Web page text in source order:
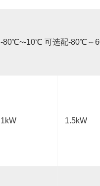
-80℃~-10℃ 可选配-80℃～
1kW 1.5kW